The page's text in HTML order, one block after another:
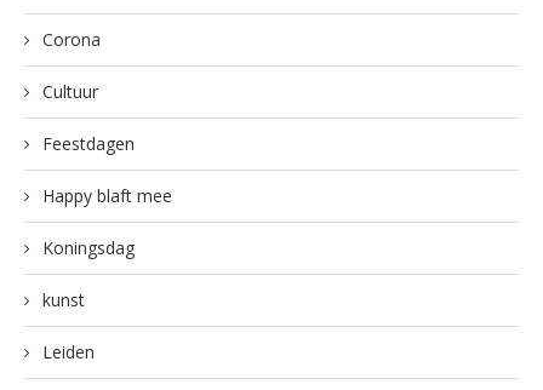
Corona
Cultuur
Feestdagen
Happy blaft mee
Koningsdag
kunst
Leiden